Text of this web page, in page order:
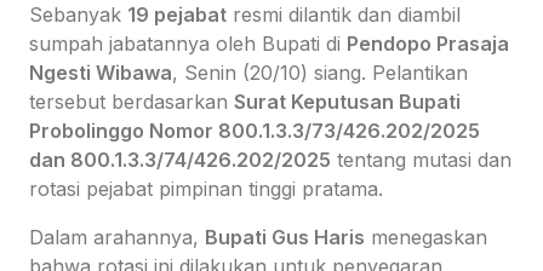
Sebanyak 19 pejabat resmi dilantik dan diambil
sumpah jabatannya oleh Bupati di Pendopo Prasaja
Ngesti Wibawa, Senin (20/10) siang. Pelantikan
tersebut berdasarkan Surat Keputusan Bupati
Probolinggo Nomor 800.1.3.3/73/426.202/2025
dan 800.1.3.3/74/426.202/2025 tentang mutasi dan
rotasi pejabat pimpinan tinggi pratama.
Dalam arahannya, Bupati Gus Haris menegaskan
bahwa rotasi ini dilakukan untuk penyegaran